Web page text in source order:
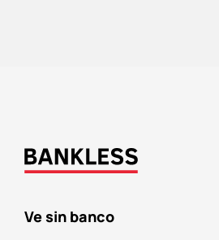
Ve sin banco